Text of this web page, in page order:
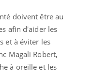
doivent être au
afin d'aider les
et à éviter les
Magali Robert,
à oreille et les